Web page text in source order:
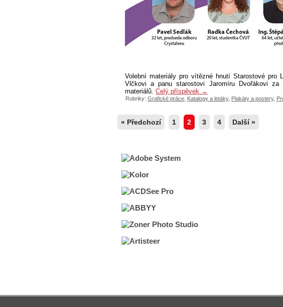
Volební materiály pro vítězné hnutí Starostové pro
Vlčkovi a panu starostovi Jaromíru Dvořákovi
materiálů. Celý příspěvek →
Rubriky: Grafické práce Katalogy a letáky, Plakáty a postery,
« Předchozí 1 2 3 4 Další »